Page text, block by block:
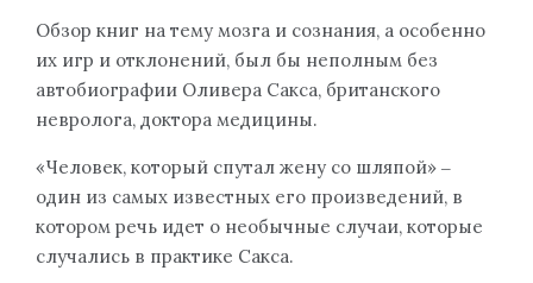
Обзор книг на тему мозга и сознания, а особенно
их игр и отклонений, был бы неполным без
автобиографии Оливера Сакса, британского
невролога, доктора медицины.
«Человек, который спутал жену со шляпой» ‒
один из самых известных его произведений, в
котором речь идет о необычные случаи, которые
случались в практике Сакса.